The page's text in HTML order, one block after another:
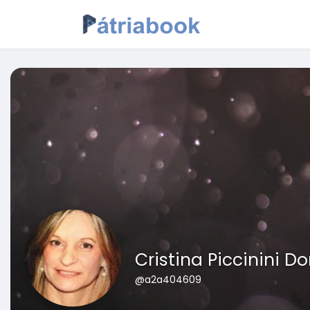
Cristina Piccinini
@a2a404609